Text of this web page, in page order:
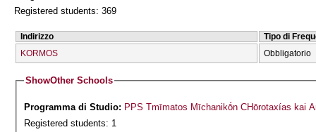
Registered students: 369
Indirizzo
Tipo di
KORMOS
Obbligatorio
ShowOther Schools
Programma di Studio: PPS Tmīmatos Mīchanikṓn CΗōrotaxías kai
Registered students: 1